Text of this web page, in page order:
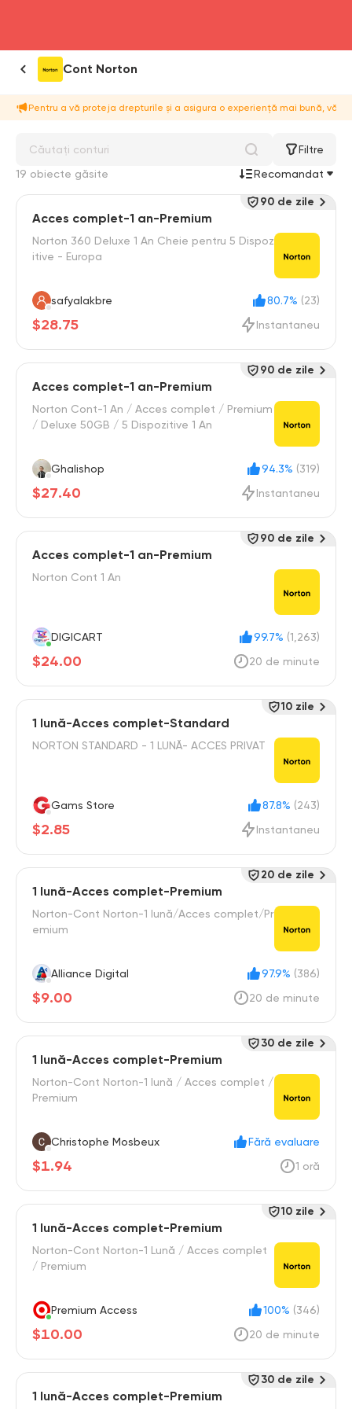
Cont Norton
Pentru a vă proteja drepturile și a asigura o experiență mai bună, vă
Filtre
19 obiecte găsite
Recomandat
Acces complet-1 an-Premium
Norton 360 Deluxe 1 An Cheie pentru 5 Dispoz
itive - Europa
safyalakbre 80.7% (23)
$28.75 Instantaneu
90 de zile
Acces complet-1 an-Premium
Norton Cont-1 An / Acces complet / Premium
/ Deluxe 50GB / 5 Dispozitive 1 An
Ghalishop 94.3% (319)
$27.40 Instantaneu
90 de zile
Acces complet-1 an-Premium
Norton Cont 1 An
DIGICART 99.7% (1,263)
$24.00 20 de minute
90 de zile
1 lună-Acces complet-Standard
NORTON STANDARD - 1 LUNĂ- ACCES PRIVAT
Gams Store 87.8% (243)
$2.85 Instantaneu
10 zile
1 lună-Acces complet-Premium
Norton-Cont Norton-1 lună/Acces complet/Pr
emium
Alliance Digital 97.9% (386)
$9.00 20 de minute
20 de zile
1 lună-Acces complet-Premium
Norton-Cont Norton-1 lună / Acces complet /
Premium
Christophe Mosbeux Fără evaluare
$1.94 1 oră
30 de zile
1 lună-Acces complet-Premium
Norton-Cont Norton-1 Lună / Acces complet
/ Premium
Premium Access 100% (346)
$10.00 20 de minute
10 zile
1 lună-Acces complet-Premium
30 de zile